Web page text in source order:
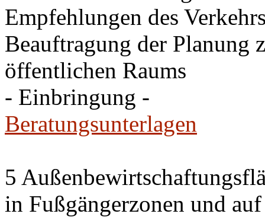
Empfehlungen des
Beauftragung der Planung
öffentlichen Raums
- Einbringung -
Beratungsunterlagen
5
in Fußgängerzonen und